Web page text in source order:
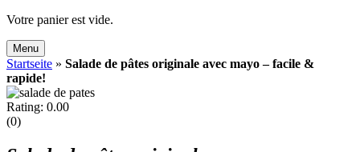
Search
Votre panier est vide.
Menu
Startseite » Salade de pâtes originale avec mayo – facile &
rapide!
Rating: 0.00
(0)